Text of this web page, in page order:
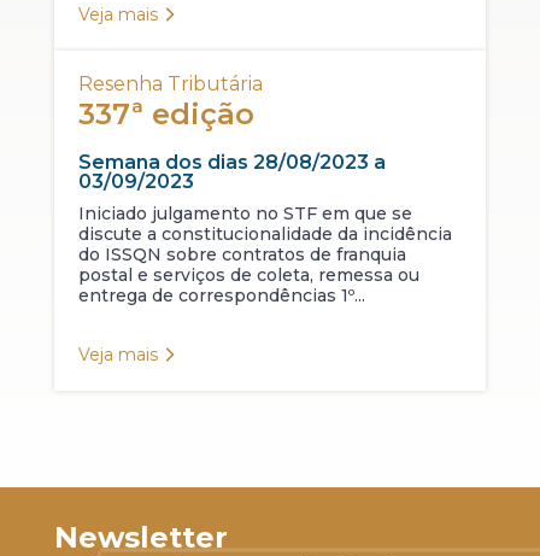
Veja mais
Resenha Tributária
337ª edição
Semana dos dias 28/08/2023 a
03/09/2023
Iniciado julgamento no STF em que se
discute a constitucionalidade da incidência
do ISSQN sobre contratos de franquia
postal e serviços de coleta, remessa ou
entrega de correspondências 1º...
Veja mais
Newsletter